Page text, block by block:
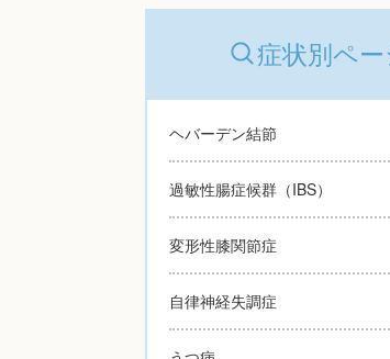
症状別ペー
ヘバーデン結節
過敏性腸症候群（IBS）
変形性膝関節症
自律神経失調症